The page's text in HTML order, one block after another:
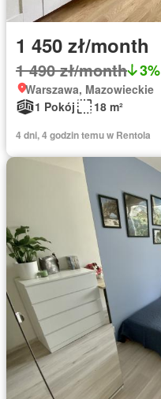
1 450 zł/month
1 490 zł/month 3%
Warszawa, Mazowieckie
1 Pokój
18 m²
4 dni, 4 godzin temu w Rentola